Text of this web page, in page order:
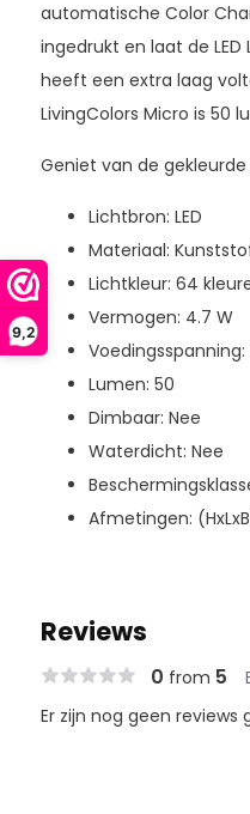
9,2
automatische Color
ingedrukt en laat de LED
heeft een extra laag
LivingColors Micro is 50
Geniet van de
Lichtbron: LED
Materiaal:
Lichtkleur: 64
Vermogen: 4.7 W
Lumen: 50
Dimbaar: Nee
Waterdicht: Nee
Afmetingen:
Reviews
0 from 5
Er zijn nog geen